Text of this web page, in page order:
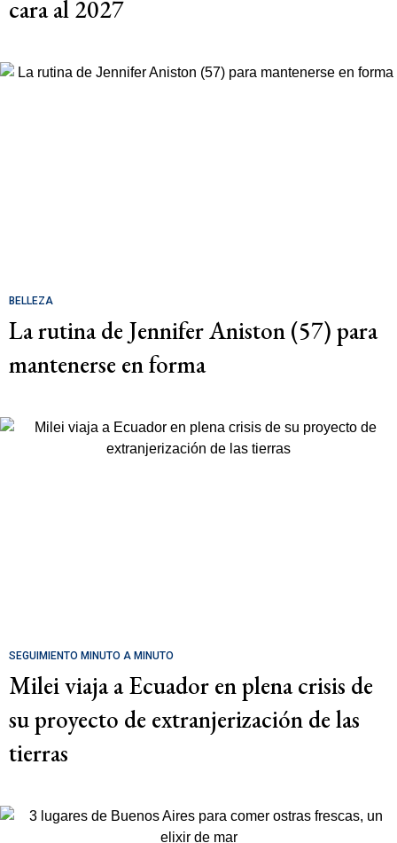
cara al 2027
BELLEZA
La rutina de Jennifer Aniston (57) para
mantenerse en forma
SEGUIMIENTO MINUTO A MINUTO
Milei viaja a Ecuador en plena crisis de
su proyecto de extranjerización de las
tierras